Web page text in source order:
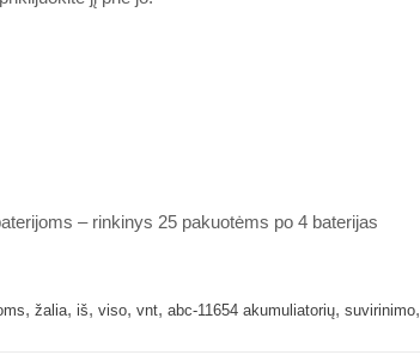
– rinkinys 25 pakuotėms po 4 baterijas
, žalia, iš, viso, vnt, abc-11654 akumuliatorių, suvirinimo,